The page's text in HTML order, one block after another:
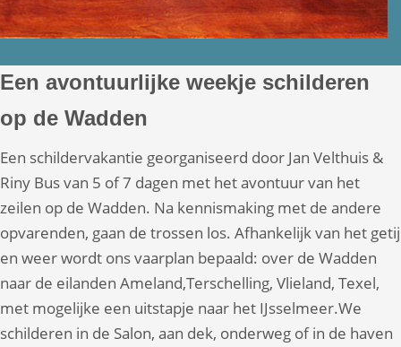
Een avontuurlijke weekje schilderen
op de Wadden
Een schildervakantie georganiseerd door Jan Velthuis &
Riny Bus van 5 of 7 dagen met het avontuur van het
zeilen op de Wadden. Na kennismaking met de andere
opvarenden, gaan de trossen los. Afhankelijk van het getij
en weer wordt ons vaarplan bepaald: over de Wadden
naar de eilanden Ameland,Terschelling, Vlieland, Texel,
met mogelijke een uitstapje naar het IJsselmeer.We
schilderen in de Salon, aan dek, onderweg of in de haven